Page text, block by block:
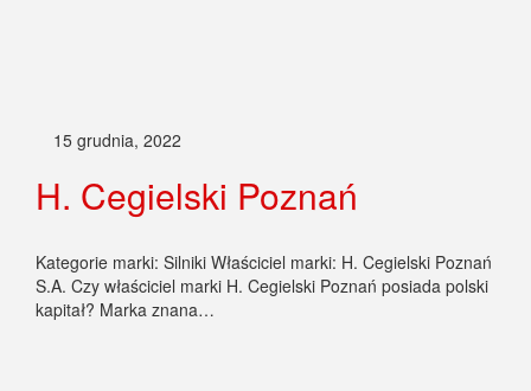
Damel
Kategorie marki: Części i elementy Silniki Właściciel marki:
D.M.F.A. Damel S.A. Czy właściciel marki Damel posiada